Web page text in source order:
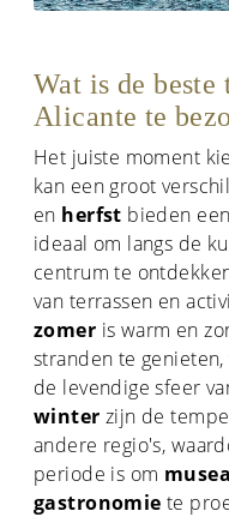
Wat is de beste
Alicante te
Het juiste moment
kan een groot
en herfst bieden
ideaal om langs de
centrum te
van terrassen en
zomer is warm en
stranden te
de levendige sfeer
winter zijn de
andere regio's,
periode is om musea
gastronomie te